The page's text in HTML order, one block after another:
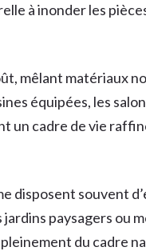
à inonder les
mêlant matériaux
équipées, les
un cadre de vie
disposent souvent
paysagers ou
du cadre